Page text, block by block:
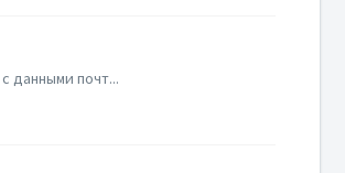
данными почт...